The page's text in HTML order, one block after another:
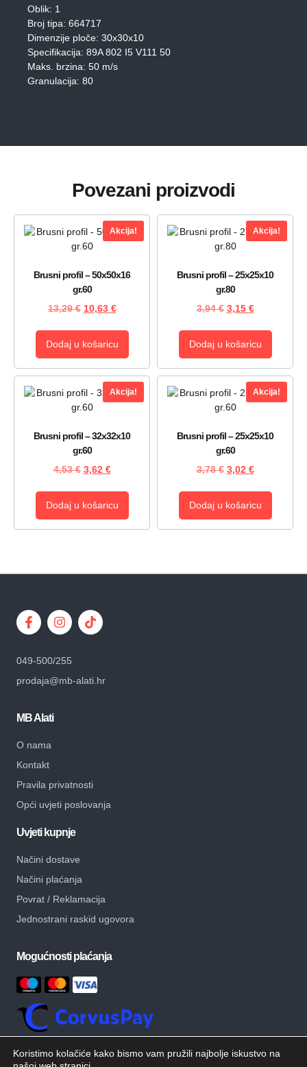
Oblik: 1
Broj tipa: 664717
Dimenzije ploče: 30x30x10
Specifikacija: 89A 802 I5 V111 50
Maks. brzina: 50 m/s
Granulacija: 80
Povezani proizvodi
Akcija!
Brusni profil – 50x50x16
gr.60
13,29€ 10,63 €
Dodaj u košaricu
Akcija!
Brusni profil – 25x25x10
gr.80
3,94€ 3,15 €
Dodaj u košaricu
Akcija!
Brusni profil – 32x32x10
gr.60
4,53€ 3,62 €
Dodaj u košaricu
Akcija!
Brusni profil – 25x25x10
gr.60
3,78€ 3,02 €
Dodaj u košaricu
049-500/255
prodaja@mb-alati.hr
MB Alati
O nama
Kontakt
Pravila privatnosti
Opći uvjeti poslovanja
Uvjeti kupnje
Načini dostave
Načini plaćanja
Povrat / Reklamacija
Jednostrani raskid ugovora
Mogućnosti plaćanja
Koristimo kolačiće kako bismo vam pružili najbolje iskustvo na